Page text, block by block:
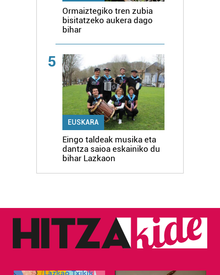
Ormaiztegiko tren zubia
bisitatzeko aukera dago
bihar
5
EUSKARA
Eingo taldeak musika eta
dantza saioa eskainiko du
bihar Lazkaon